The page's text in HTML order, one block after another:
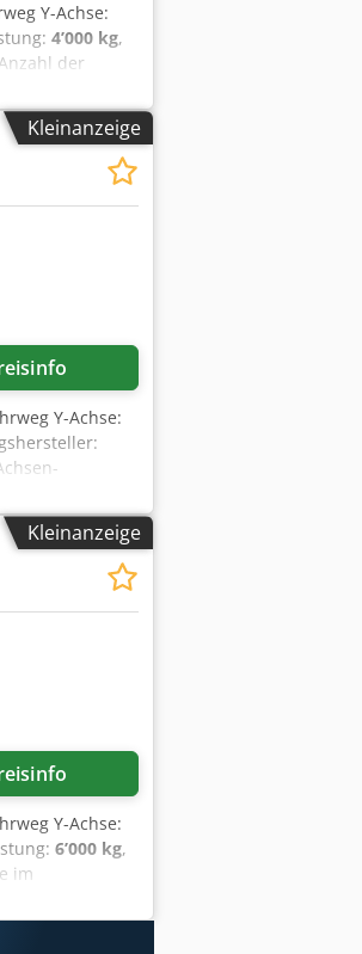
Y-Achse:
4’000 kg,
der
hergestellt.
in der Y-
mit den
auf der
Huron
• Simultane
2.300 ×
•
Kleinanzeige
Y-Achse:
750 mm in der
für große,
Sie die von
Sie
für geringen
für
Angof
Kleinanzeige
Y-Achse:
6’000 kg,
im
Verfahrweg
verfügt